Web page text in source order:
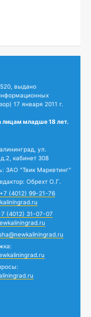
выдано
17 января 2011 г.
лицам младше 18 лет.
ул.
кабинет 308
ЗАО "Твик Маркетинг"
Обрехт О.Г.
+7 (4012) 99-21-76
(4012) 31-07-07